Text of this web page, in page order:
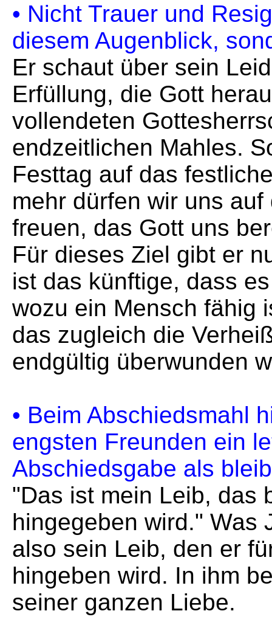
• Nicht Trauer und
diesem Augenblick,
Er schaut über sein
Erfüllung, die Gott
vollendeten
endzeitlichen Mahles.
Festtag auf das
mehr dürfen wir uns
freuen, das Gott uns
Für dieses Ziel gibt er
ist das künftige, dass
wozu ein Mensch fähig
das zugleich die
endgültig überwunden
• Beim Abschiedsmahl
engsten Freunden ein
Abschiedsgabe als
"Das ist mein Leib, das
hingegeben wird." Was
also sein Leib, den er
hingeben wird. In ihm
seiner ganzen Liebe.